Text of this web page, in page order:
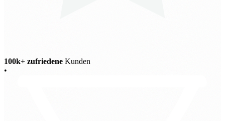
100k+ zufriedene Kunden
•